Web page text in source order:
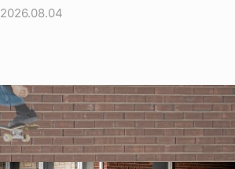
2026.08.04